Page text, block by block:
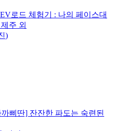
로드 체험기 : 나의 페이스대
주 외
)
삐딴] 잔잔한 파도는 숙련된